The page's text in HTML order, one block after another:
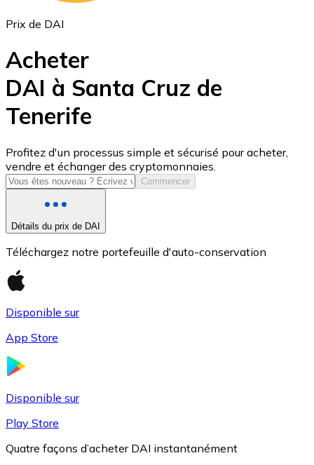
USD Coin
USDC
Prix de DAI
Acheter
DAI à Santa Cruz de
Tenerife
Profitez d'un processus simple et sécurisé pour acheter,
vendre et échanger des cryptomonnaies.
Commencer
Détails du prix de DAI
Téléchargez notre portefeuille d'auto-conservation
Disponible sur
App Store
Disponible sur
Play Store
Quatre façons d’acheter DAI instantanément